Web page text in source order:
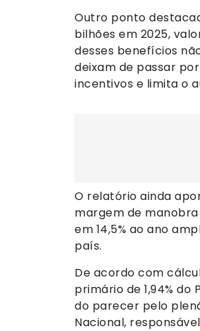
Outro ponto
bilhões em 2025,
desses benefícios
deixam de passar
incentivos e limita o
O relatório ainda
margem de
em 14,5% ao ano
país.
De acordo com
primário de 1,94%
do parecer pelo
Nacional,